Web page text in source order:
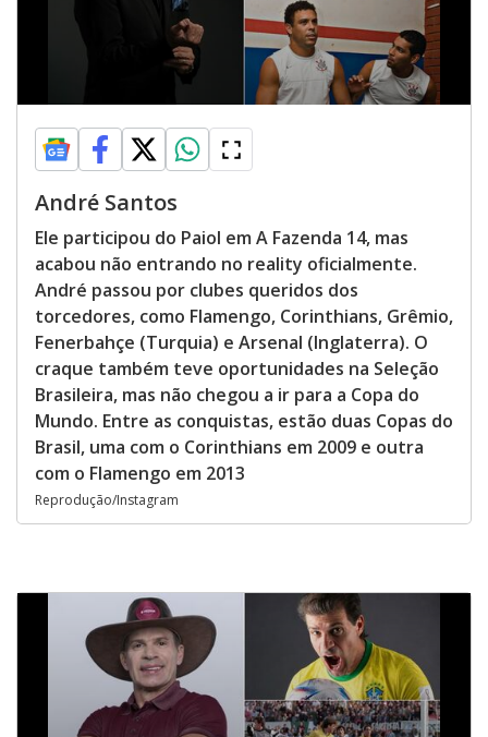
André Santos
Ele participou do Paiol em A Fazenda 14, mas
acabou não entrando no reality oficialmente.
André passou por clubes queridos dos
torcedores, como Flamengo, Corinthians, Grêmio,
Fenerbahçe (Turquia) e Arsenal (Inglaterra). O
craque também teve oportunidades na Seleção
Brasileira, mas não chegou a ir para a Copa do
Mundo. Entre as conquistas, estão duas Copas do
Brasil, uma com o Corinthians em 2009 e outra
com o Flamengo em 2013
Reprodução/Instagram